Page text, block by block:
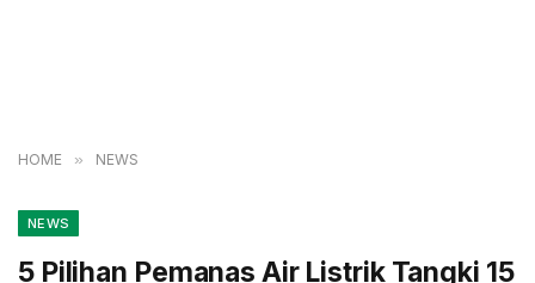
HOME » NEWS
NEWS
5 Pilihan Pemanas Air Listrik Tangki 15